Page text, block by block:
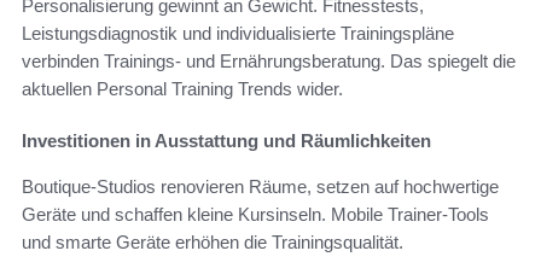
Personalisierung gewinnt an Gewicht. Fitnesstests,
Leistungsdiagnostik und individualisierte Trainingspläne
verbinden Trainings- und Ernährungsberatung. Das spiegelt die
aktuellen Personal Training Trends wider.
Investitionen in Ausstattung und Räumlichkeiten
Boutique-Studios renovieren Räume, setzen auf hochwertige
Geräte und schaffen kleine Kursinseln. Mobile Trainer-Tools
und smarte Geräte erhöhen die Trainingsqualität.